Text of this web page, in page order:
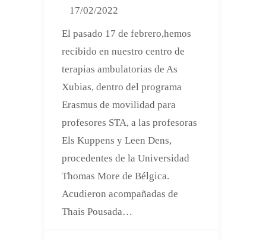
17/02/2022
El pasado 17 de febrero,hemos
recibido en nuestro centro de
terapias ambulatorias de As
Xubias, dentro del programa
Erasmus de movilidad para
profesores STA, a las profesoras
Els Kuppens y Leen Dens,
procedentes de la Universidad
Thomas More de Bélgica.
Acudieron acompañadas de
Thais Pousada…